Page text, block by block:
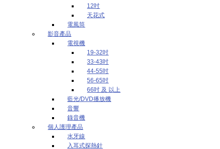
12吋
天花式
電風筒
影音產品
電視機
19-32吋
33-43吋
44-55吋
56-65吋
66吋 及 以上
藍光/DVD播放機
音響
錄音機
個人護理產品
水牙線
入耳式探熱針